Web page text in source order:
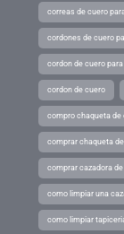
correas de cuero
cordones de cuero
cordon de cuero
cordon de cuero
compro chaqueta de
comprar chaqueta
comprar cazadora
como limpiar una
como limpiar